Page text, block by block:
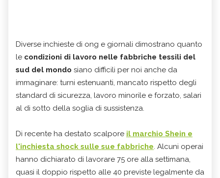
Diverse inchieste di ong e giornali dimostrano quanto
le condizioni di lavoro nelle fabbriche tessili del
sud del mondo siano difficili per noi anche da
immaginare: turni estenuanti, mancato rispetto degli
standard di sicurezza, lavoro minorile e forzato, salari
al di sotto della soglia di sussistenza.
Di recente ha destato scalpore il marchio Shein e
l'inchiesta shock sulle sue fabbriche. Alcuni operai
hanno dichiarato di lavorare 75 ore alla settimana,
quasi il doppio rispetto alle 40 previste legalmente da